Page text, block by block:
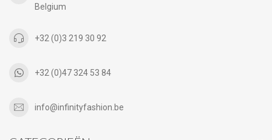
Belgium
+32 (0)3 219 30 92
+32 (0)47 324 53 84
info@infinityfashion.be